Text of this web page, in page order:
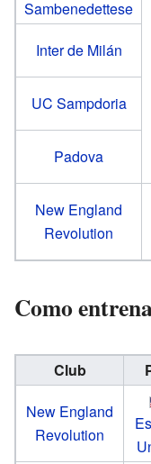
Sambenedettese
Inter de Milán
UC Sampdoria
Padova
New England
Revolution
Como
Club
New England
Revolution